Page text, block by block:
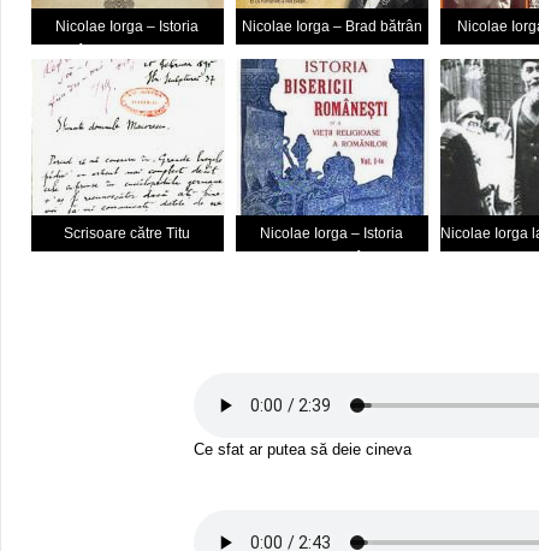
Nicolae Iorga – Istoria
manual
Nicolae Iorga – Brad bătrân Nicolae
Scrisoare către Titu
Nicolae Iorga – Istoria
Nicolae Iorga
Ce sfat ar putea să deie cineva